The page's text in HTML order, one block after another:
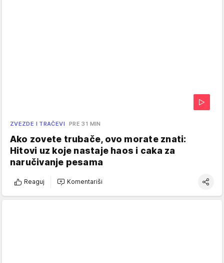
ZVEZDE I TRAČEVI PRE 31 MIN
Ako zovete trubače, ovo morate znati:
Hitovi uz koje nastaje haos i caka za
naručivanje pesama
Reaguj Komentariši